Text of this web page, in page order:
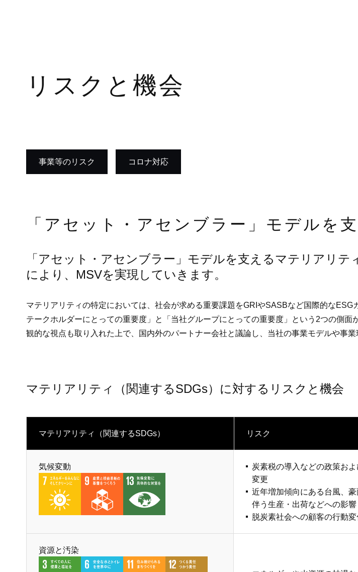
リスクと機会
事業等のリスク コロナ対応
「アセット・アセンブラー」モデルを
「アセット・アセンブラー」モデルを支えるマテリアリ
により、MSVを実現していきます。
マテリアリティの特定においては、社会が求める重要課題をGRIやSASBなど国際的な
テークホルダーにとっての重要度」と「当社グループにとっての重要度」という2つの側
観的な視点も取り入れた上で、国内外のパートナー会社と議論し、当社の事業モデルや事
マテリアリティ（関連するSDGs）に対するリスクと機会
マテリアリティ（関連するSDGs） リスク
気候変動
炭素税の導入などの政策およ
変更
近年増加傾向にある台風、
伴う生産・出荷などへの影響
脱炭素社会への顧客の行動変
資源と汚染